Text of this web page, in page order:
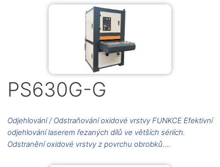
PS630G-G
Odjehlování / Odstraňování oxidové vrstvy FUNKCE Efektivní
odjehlování laserem řezaných dílů ve větších sériích.
Odstranění oxidové vrstvy z povrchu obrobků.…